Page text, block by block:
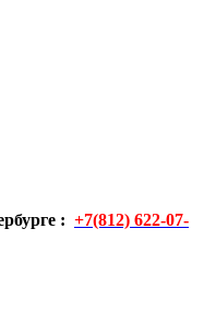
: +7(812) 622-07-